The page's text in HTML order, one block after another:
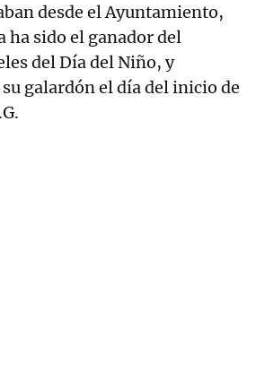
desde el Ayuntamiento,
ha sido el ganador del
del Día del Niño, y
galardón el día del inicio de